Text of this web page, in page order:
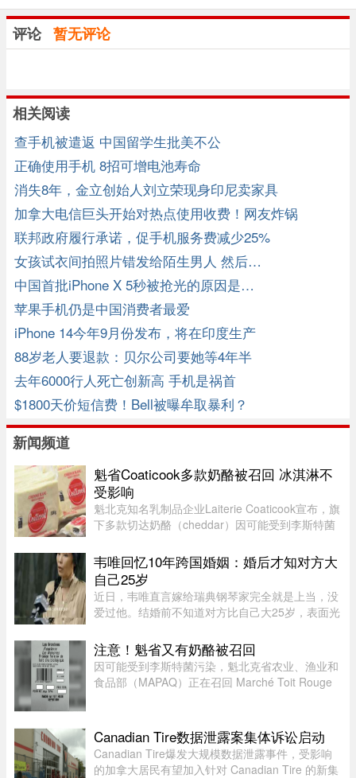
评论 暂无评论
相关阅读
查手机被遣返 中国留学生批美不公
正确使用手机 8招可增电池寿命
消失8年，金立创始人刘立荣现身印尼卖家具
加拿大电信巨头开始对热点使用收费！网友炸锅
联邦政府履行承诺，促手机服务费减少25%
女孩试衣间拍照片错发给陌生男人 然后…
中国首批iPhone X 5秒被抢光的原因是…
苹果手机仍是中国消费者最爱
iPhone 14今年9月份发布，将在印度生产
88岁老人要退款：贝尔公司要她等4年半
去年6000行人死亡创新高 手机是祸首
$1800天价短信费！Bell被曝牟取暴利？
新闻频道
魁省Coaticook多款奶酪被召回 冰淇淋不
受影响
魁北克知名乳制品企业Laiterie Coaticook宣布，旗
下多款切达奶酪（cheddar）因可能受到李斯特菌
产批次，初步判断为交叉污染导致。召回涉及多种
规格的温和切达奶酪，包 ...
韦唯回忆10年跨国婚姻：婚后才知对方大
自己25岁
近日，韦唯直言嫁给瑞典钢琴家完全就是上当，没
爱过他。结婚前不知道对方比自己大25岁，表面光
世，自己独自抚养三个儿子。韦唯，原名张菊霞，
壮族，1963年9月28日出生于 ...
注意！魁省又有奶酪被召回
因可能受到李斯特菌污染，魁北克省农业、渔业和
食品部（MAPAQ）正在召回 Marché Toit Rouge
年 7 月 6 日至 16 ...
Canadian Tire数据泄露案集体诉讼启动
Canadian Tire爆发大规模数据泄露事件，受影响
的加拿大居民有望加入针对 Canadian Tire 的新集